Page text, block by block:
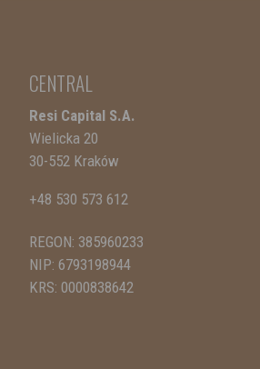
CENTRAL
Resi Capital S.A.
Wielicka 20
30-552 Kraków
+48 530 573 612
REGON: 385960233
NIP: 6793198944
KRS: 0000838642